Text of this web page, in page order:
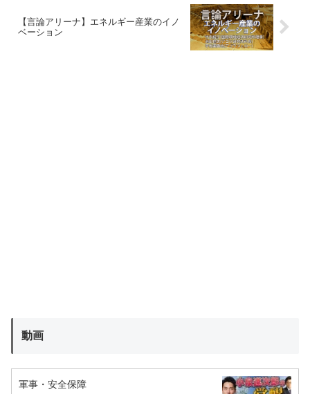
【言論アリーナ】エネルギー産業のイノ
ベーション
動画
軍事・安全保障